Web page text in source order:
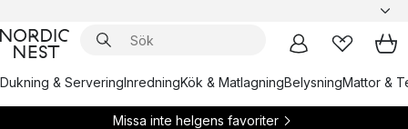
Dukning & ServeringInredningKök & MatlagningBelysningMattor &
Missa inte helgens favoriter